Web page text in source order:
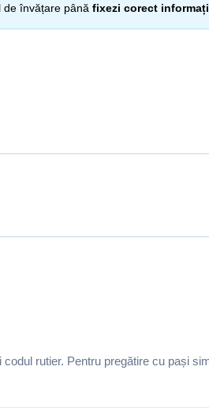
de învățare până fixezi corect
rutier. Pentru pregătire cu pași